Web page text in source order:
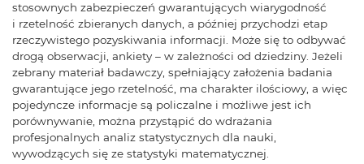
stosownych zabezpieczeń gwarantujących wiarygodność
i rzetelność zbieranych danych, a później przychodzi etap
rzeczywistego pozyskiwania informacji. Może się to odbywać
drogą obserwacji, ankiety – w zależności od dziedziny. Jeżeli
zebrany materiał badawczy, spełniający założenia badania
gwarantujące jego rzetelność, ma charakter ilościowy, a więc
pojedyncze informacje są policzalne i możliwe jest ich
porównywanie, można przystąpić do wdrażania
profesjonalnych analiz statystycznych dla nauki,
wywodzących się ze statystyki matematycznej.